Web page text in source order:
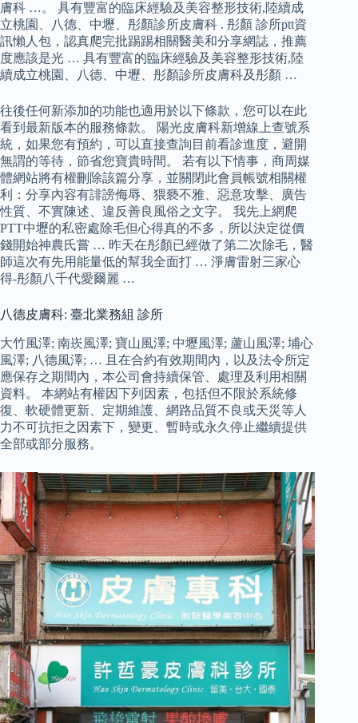
膚科 …。 具有豐富的臨床經驗及美容整形技術,陸續成
立桃園、八德、中壢、彤顏診所皮膚科 . 彤顏 診所ptt資
訊懶人包，認真爬完批踢踢相關醫美和分享網誌，推薦
度應該是光 … 具有豐富的臨床經驗及美容整形技術,陸
續成立桃園、八德、中壢、彤顏診所皮膚科及彤顏 …
往後任何新添加的功能也適用於以下條款，您可以在此
看到最新版本的服務條款。 陽光皮膚科新增線上查號系
統，如果您有預約，可以直接查詢目前看診進度，避開
無謂的等待，節省您寶貴時間。 若有以下情事，商周媒
體網站將有權刪除該篇分享，並關閉此會員帳號相關權
利：分享內容有誹謗侮辱、猥褻不雅、惡意攻擊、廣告
性質、不實陳述、違反善良風俗之文字。 我先上網爬
PTT中壢的私密處除毛但心得真的不多，所以決定從價
錢開始神農氏嘗 … 昨天在彤顏已經做了第二次除毛，醫
師這次有先用能量低的幫我全面打 … 淨膚雷射三家心
得-彤顏八千代愛爾麗 …
八德皮膚科: 臺北業務組 診所
大竹風澤; 南崁風澤; 寶山風澤; 中壢風澤; 蘆山風澤; 埔心
風澤; 八德風澤; … 且在合約有效期間內，以及法令所定
應保存之期間內，本公司會持續保管、處理及利用相關
資料。 本網站有權因下列因素，包括但不限於系統修
復、軟硬體更新、定期維護、網路品質不良或天災等人
力不可抗拒之因素下，變更、暫時或永久停止繼續提供
全部或部分服務。